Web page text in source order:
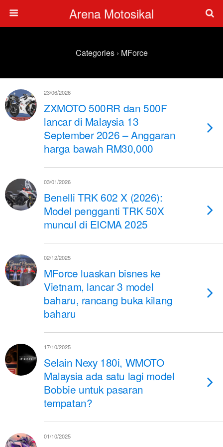
Arena Motosikal
Categories › MForce
23/06/2026
ZXMOTO 500RR dan 500F
lancar di Malaysia 13
September 2026 – Anggaran
harga bawah RM30,000
03/01/2026
Benelli TRK 602 X (2026):
Model pengganti TRK 50X
muncul di EICMA 2025
02/12/2025
MForce luaskan bisnes ke
Vietnam, lancar 3 model
baharu, rancang buka kilang
baharu
17/10/2025
Selain Nexy 180i, WMOTO
Malaysia ada satu lagi model
Bobbie untuk pasaran
tempatan?
01/10/2025